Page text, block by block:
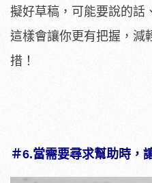
擬好草稿，可能要說的話
這樣會讓你更有把握，減
措！
＃6.當需要尋求幫助時，